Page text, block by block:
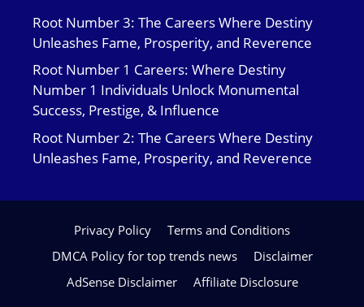
Root Number 3: The Careers Where Destiny
Unleashes Fame, Prosperity, and Reverence
Root Number 1 Careers: Where Destiny
Number 1 Individuals Unlock Monumental
Success, Prestige, & Influence
Root Number 2: The Careers Where Destiny
Unleashes Fame, Prosperity, and Reverence
Privacy Policy
Terms and Conditions
DMCA Policy for top trends news
Disclaimer
AdSense Disclaimer
Affiliate Disclosure